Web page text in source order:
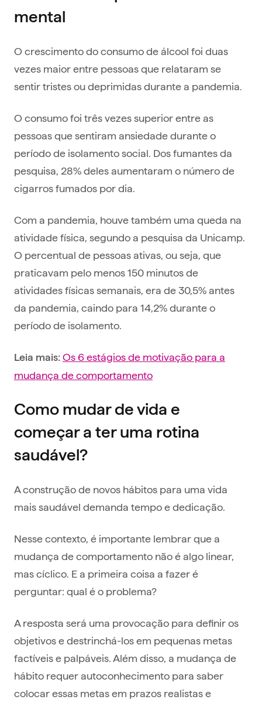
mental
O crescimento do consumo de álcool foi duas
vezes maior entre pessoas que relataram se
sentir tristes ou deprimidas durante a pandemia.
O consumo foi três vezes superior entre as
pessoas que sentiram ansiedade durante o
período de isolamento social. Dos fumantes da
pesquisa, 28% deles aumentaram o número de
cigarros fumados por dia.
Com a pandemia, houve também uma queda na
atividade física, segundo a pesquisa da Unicamp.
O percentual de pessoas ativas, ou seja, que
praticavam pelo menos 150 minutos de
atividades físicas semanais, era de 30,5% antes
da pandemia, caindo para 14,2% durante o
período de isolamento.
Leia mais: Os 6 estágios de motivação para a
mudança de comportamento
Como mudar de vida e
começar a ter uma rotina
saudável?
A construção de novos hábitos para uma vida
mais saudável demanda tempo e dedicação.
Nesse contexto, é importante lembrar que a
mudança de comportamento não é algo linear,
mas cíclico. E a primeira coisa a fazer é
perguntar: qual é o problema?
A resposta será uma provocação para definir os
objetivos e destrinchá-los em pequenas metas
factíveis e palpáveis. Além disso, a mudança de
hábito requer autoconhecimento para saber
colocar essas metas em prazos realistas e